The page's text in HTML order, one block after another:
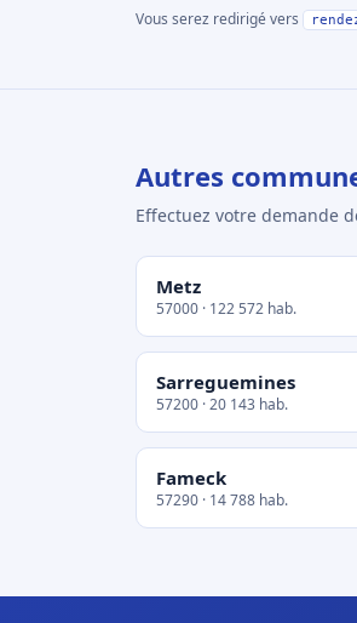
Vous serez redirigé vers
Autres
Effectuez votre demande
Metz
57000 · 122 572 hab.
Sarreguemines
57200 · 20 143 hab.
Fameck
57290 · 14 788 hab.